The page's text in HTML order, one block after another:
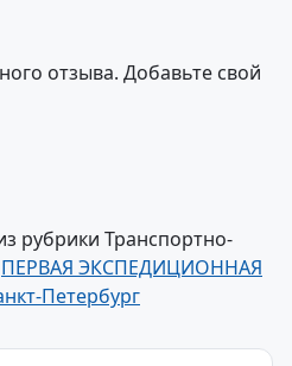
отзыва. Добавьте свой
рубрики Транспортно-
ПЕРВАЯ ЭКСПЕДИЦИОННАЯ
Петербург